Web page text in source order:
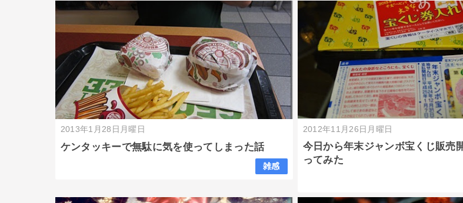
2013年1月28日月曜日
ケンタッキーで無駄に気を使ってしまった話
雑感
2012年11月26日月曜日
今日から年末ジャンボ宝くじ販売
ってみた